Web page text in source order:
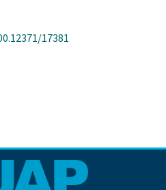
17381